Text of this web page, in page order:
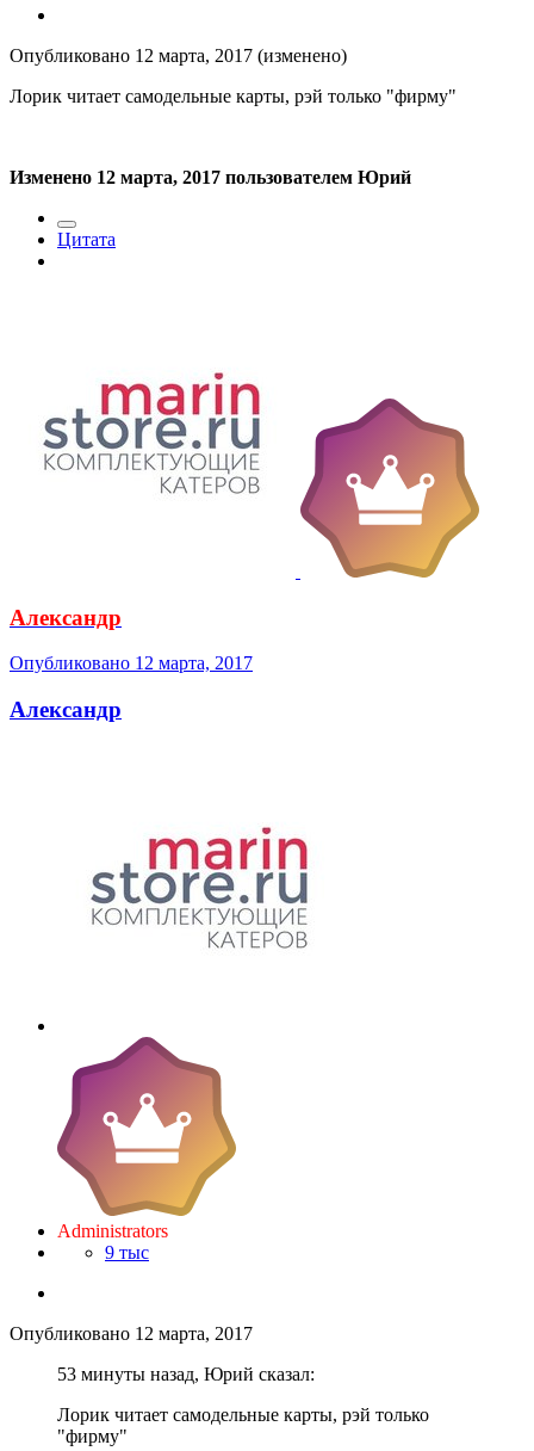
Опубликовано 12 марта, 2017 (изменено)
Лорик читает самодельные карты, рэй только "фирму"
Изменено 12 марта, 2017 пользователем Юрий
Цитата
Александр
Опубликовано 12 марта, 2017
Александр
Administrators
9 тыс
Опубликовано 12 марта, 2017
53 минуты назад, Юрий сказал:
Лорик читает самодельные карты, рэй только
"фирму"